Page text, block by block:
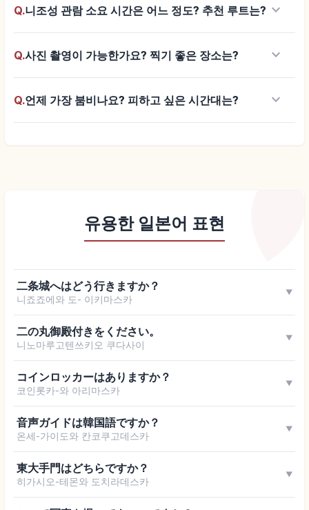
Q.니조성 관람 소요 시간은 어느 정도? 추천 루트는? keyboard_arrow_down
Q.사진 촬영이 가능한가요? 찍기 좋은 장소는? keyboard_arrow_down
Q.언제 가장 붐비나요? 피하고 싶은 시간대는? keyboard_arrow_down
유용한 일본어 표현
二条城へはどう行きますか？
니죠죠에와 도- 이키마스카
▼
二の丸御殿付きをください。
니노마루고텐쓰키오 쿠다사이
▼
コインロッカーはありますか？
코인롯카-와 아리마스카
▼
音声ガイドは韓国語ですか？
온세-가이도와 칸코쿠고데스카
▼
東大手門はどちらですか？
히가시오-테몬와 도치라데스카
▼